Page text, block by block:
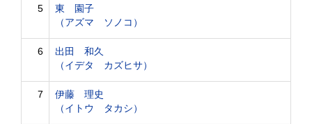
5
東 園子
（アズマ ソノコ）
6
出田 和久
（イデタ カズヒサ）
7
伊藤 理史
（イトウ タカシ）